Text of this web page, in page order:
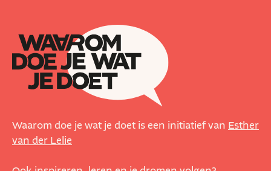
Waarom doe je wat je doet is een initiatief van Esther
van der Lelie